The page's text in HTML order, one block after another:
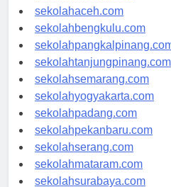
sekolahmedan.com
sekolahaceh.com
sekolahbengkulu.com
sekolahpangkalpinang.com
sekolahtanjungpinang.com
sekolahsemarang.com
sekolahyogyakarta.com
sekolahpadang.com
sekolahpekanbaru.com
sekolahserang.com
sekolahmataram.com